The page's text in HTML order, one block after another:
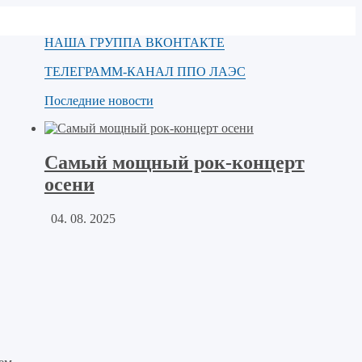
НАША ГРУППА ВКОНТАКТЕ
ТЕЛЕГРАММ-КАНАЛ ППО ЛАЭС
Последние новости
Самый мощный рок-концерт
осени
04. 08. 2025